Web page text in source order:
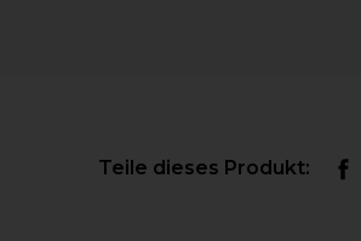
Teile dieses Produkt: